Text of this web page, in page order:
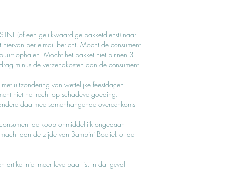
(of een gelijkwaardige pakketdienst) naar
per e-mail bericht. Mocht de consument
ophalen. Mocht het pakket niet binnen 3
minus de verzendkosten aan de consument
uitzondering van wettelijke feestdagen.
niet het recht op schadevergoeding,
daarmee samenhangende overeenkomst
de koop onmiddellijk ongedaan
aan de zijde van Bambini Boetiek of de
artikel niet meer leverbaar is. In dat geval